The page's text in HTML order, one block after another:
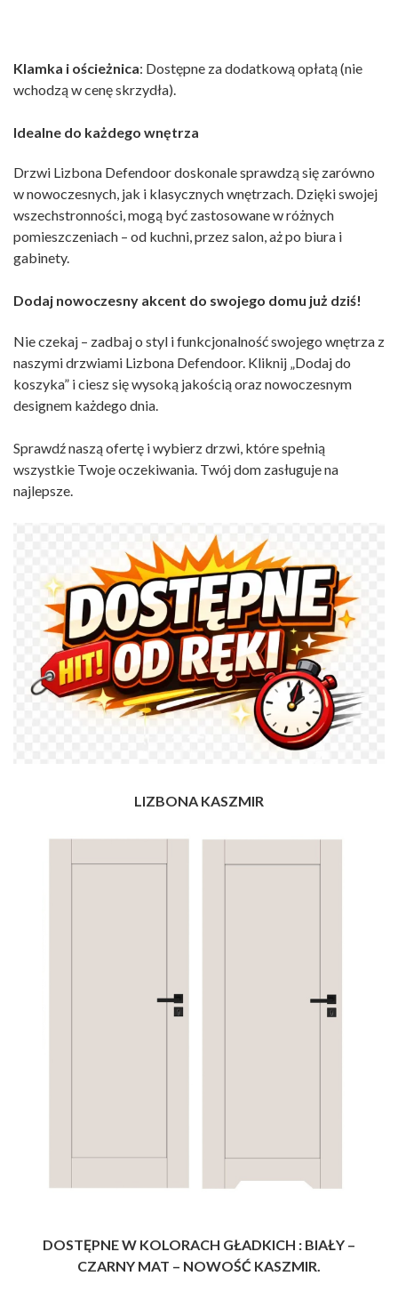
Klamka i ościeżnica: Dostępne za dodatkową opłatą (nie
wchodzą w cenę skrzydła).
Idealne do każdego wnętrza
Drzwi Lizbona Defendoor doskonale sprawdzą się zarówno
w nowoczesnych, jak i klasycznych wnętrzach. Dzięki swojej
wszechstronności, mogą być zastosowane w różnych
pomieszczeniach – od kuchni, przez salon, aż po biura i
gabinety.
Dodaj nowoczesny akcent do swojego domu już dziś!
Nie czekaj – zadbaj o styl i funkcjonalność swojego wnętrza z
naszymi drzwiami Lizbona Defendoor. Kliknij „Dodaj do
koszyka” i ciesz się wysoką jakością oraz nowoczesnym
designem każdego dnia.
Sprawdź naszą ofertę i wybierz drzwi, które spełnią
wszystkie Twoje oczekiwania. Twój dom zasługuje na
najlepsze.
LIZBONA KASZMIR
DOSTĘPNE W KOLORACH GŁADKICH : BIAŁY –
CZARNY MAT – NOWOŚĆ KASZMIR.